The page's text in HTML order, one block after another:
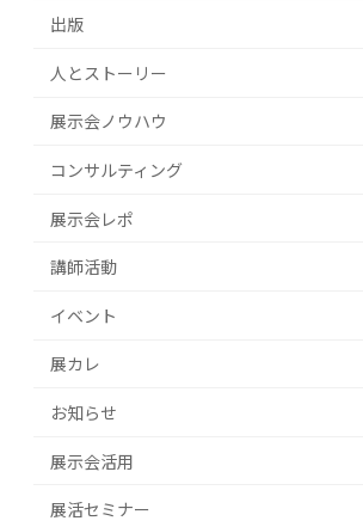
出版
人とストーリー
展示会ノウハウ
コンサルティング
展示会レポ
講師活動
イベント
展カレ
お知らせ
展示会活用
展活セミナー